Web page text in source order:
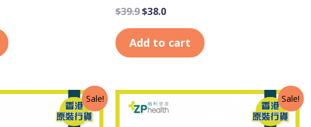
$39.9$38.0
Add to cart
Sale! Sale!
Original
price
Current
price